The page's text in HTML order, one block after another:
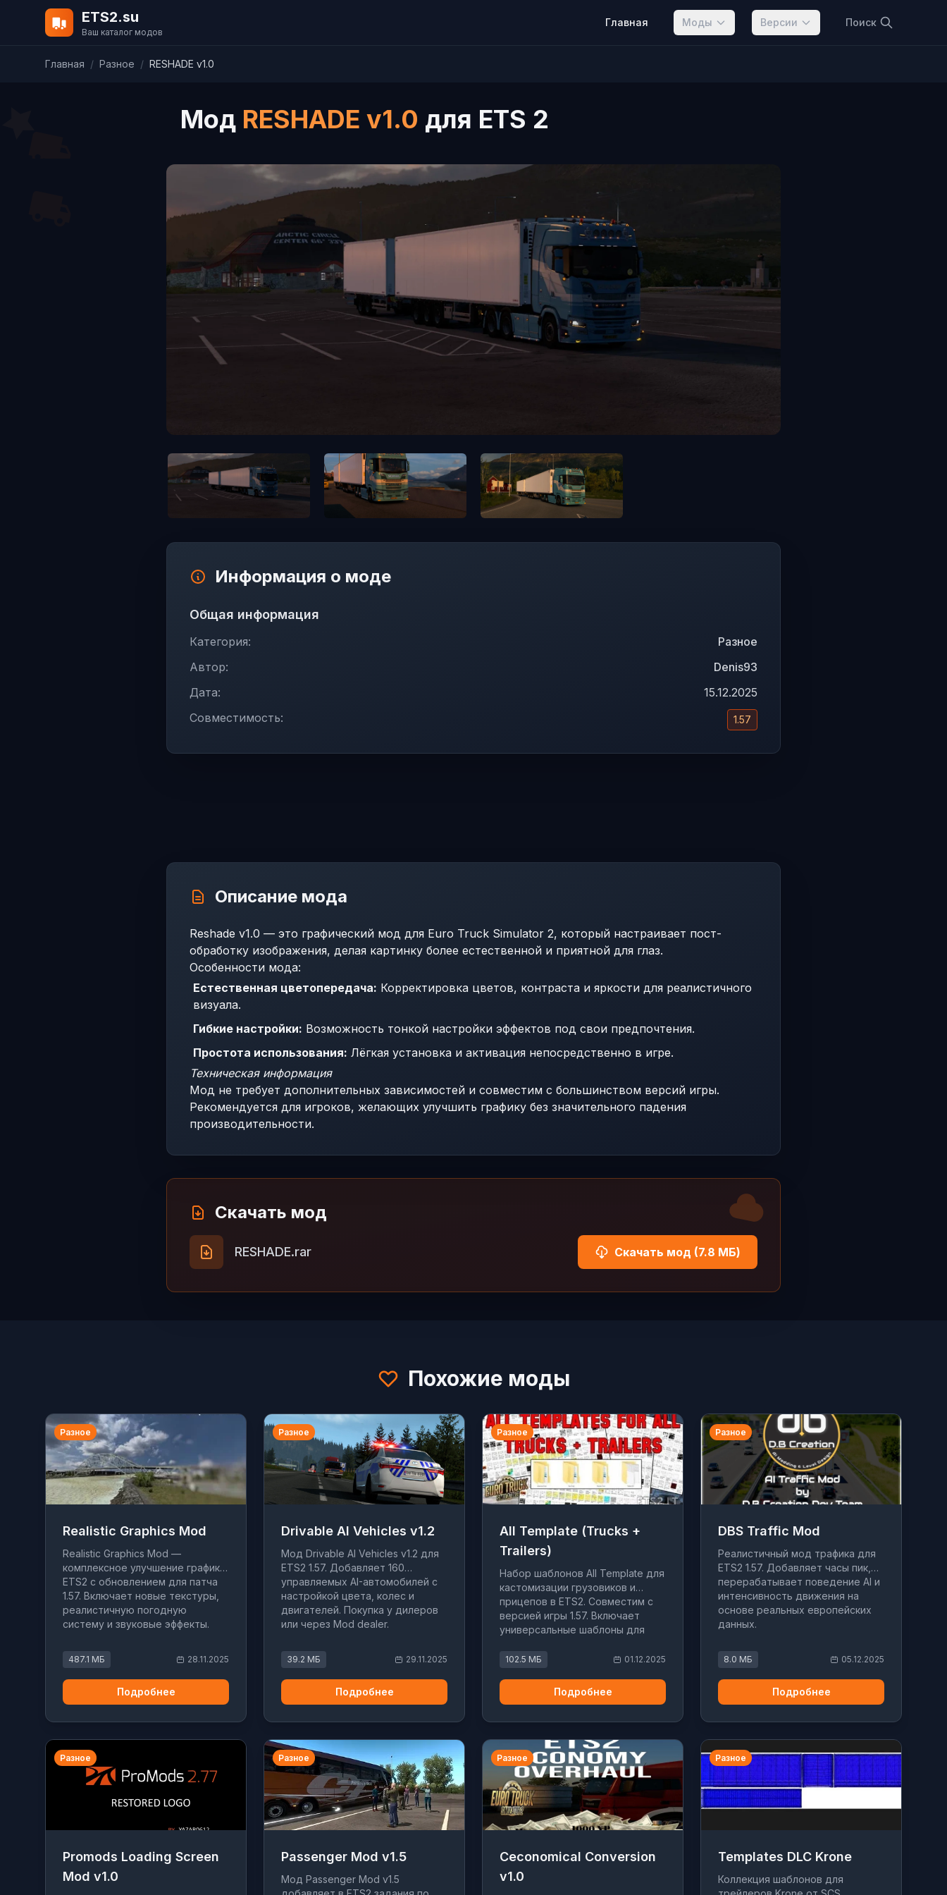
ETS2.su
Ваш каталог модов
Главная Моды Версии Поиск
Главная / Разное / RESHADE v1.0
Мод RESHADE v1.0 для ETS 2
Информация о моде
Общая информация
Категория:
Разное
Автор:
Denis93
Дата:
15.12.2025
Совместимость:
1.57
Описание мода
Reshade v1.0 — это графический мод для Euro Truck Simulator 2, который настраивает пост-
обработку изображения, делая картинку более естественной и приятной для глаз.
Особенности мода:
Естественная цветопередача: Корректировка цветов, контраста и яркости для реалистичного
визуала.
Гибкие настройки: Возможность тонкой настройки эффектов под свои предпочтения.
Простота использования: Лёгкая установка и активация непосредственно в игре.
Техническая информация
Мод не требует дополнительных зависимостей и совместим с большинством версий игры.
Рекомендуется для игроков, желающих улучшить графику без значительного падения
производительности.
Скачать мод
RESHADE.rar Скачать мод (7.8 МБ)
Похожие моды
Разное
Realistic Graphics Mod
Realistic Graphics Mod —
комплексное улучшение графики
ETS2 с обновлением для патча
1.57. Включает новые текстуры,
реалистичную погодную
систему и звуковые эффекты.
487.1 МБ 28.11.2025
Подробнее
Разное
Drivable AI Vehicles v1.2
Мод Drivable AI Vehicles v1.2 для
ETS2 1.57. Добавляет 160
управляемых AI-автомобилей с
настройкой цвета, колес и
двигателей. Покупка у дилеров
или через Mod dealer.
39.2 МБ 29.11.2025
Подробнее
Разное
All Template (Trucks +
Trailers)
Набор шаблонов All Template для
кастомизации грузовиков и
прицепов в ETS2. Совместим с
версией игры 1.57. Включает
универсальные шаблоны для
102.5 МБ 01.12.2025
Подробнее
Разное
DBS Traffic Mod
Реалистичный мод трафика для
ETS2 1.57. Добавляет часы пик,
перерабатывает поведение AI и
интенсивность движения на
основе реальных европейских
данных.
8.0 МБ 05.12.2025
Подробнее
Разное
Promods Loading Screen
Mod v1.0
Разное
Passenger Mod v1.5
Мод Passenger Mod v1.5
Разное
Ceconomical Conversion
v1.0
Разное
Templates DLC Krone
Коллекция шаблонов для